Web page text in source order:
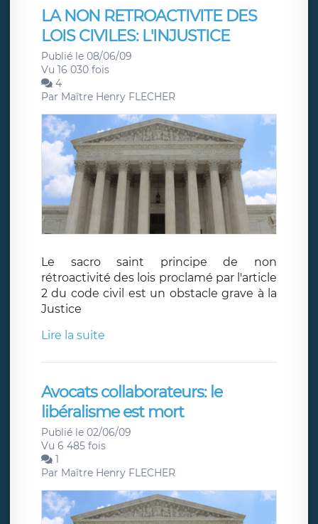
LA NON RETROACTIVITE DES
LOIS CIVILES: L'INJUSTICE
Publié le 08/06/09
Vu 16 030 fois
4
Par Maître Henry FLECHER
Le sacro saint principe de non
rétroactivité des lois proclamé par l'article
2 du code civil est un obstacle grave à la
Justice
Lire la suite
Avocats collaborateurs: le
libéralisme est mort
Publié le 02/06/09
Vu 6 485 fois
1
Par Maître Henry FLECHER